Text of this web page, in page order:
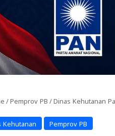
/ Pemprov PB / Dinas Kehutanan
Kehutanan Pemprov PB